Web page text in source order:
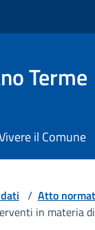
Terme
il Comune
/ Atto
in materia